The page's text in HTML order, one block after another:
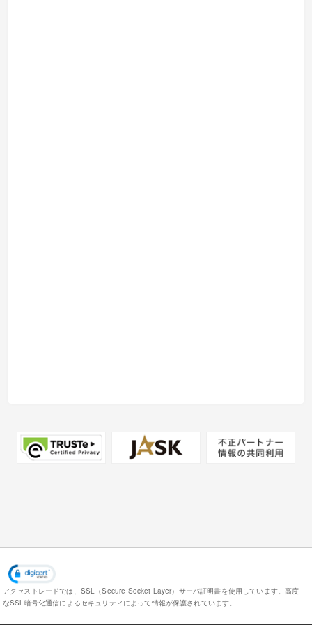
アクセストレードでは、SSL（Secure Socket Layer）サーバ証明書を使用しています。高度
なSSL暗号化通信によるセキュリティによって情報が保護されています。